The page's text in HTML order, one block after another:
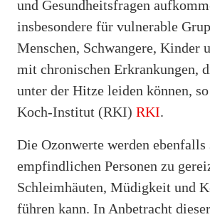
und Gesundheitsfragen
insbesondere für vulnerable
Menschen, Schwangere, Kinder
mit chronischen Erkrankungen,
unter der Hitze leiden können,
Koch-Institut (RKI) RKI.
Die Ozonwerte werden ebenfalls
empfindlichen Personen zu
Schleimhäuten, Müdigkeit und
führen kann. In Anbetracht dieser